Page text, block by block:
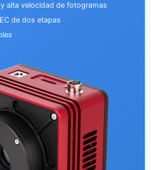
alta velocidad de fotogramas
de dos etapas